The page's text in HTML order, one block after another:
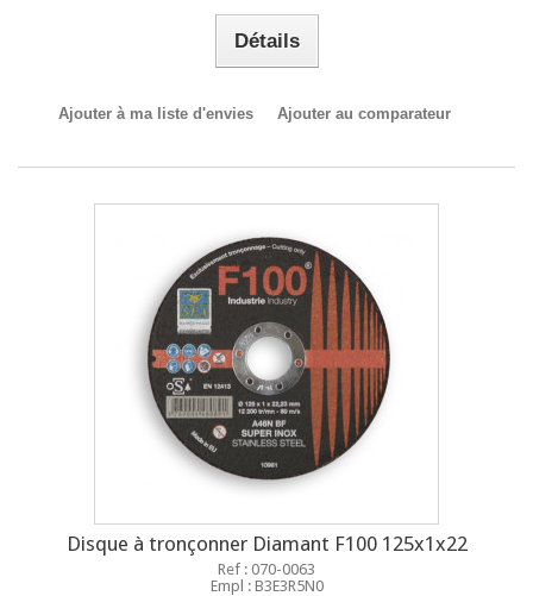
Détails
Ajouter à ma liste d'envies Ajouter au comparateur
Disque à tronçonner Diamant F100 125x1x22
Ref : 070-0063
Empl : B3E3R5N0